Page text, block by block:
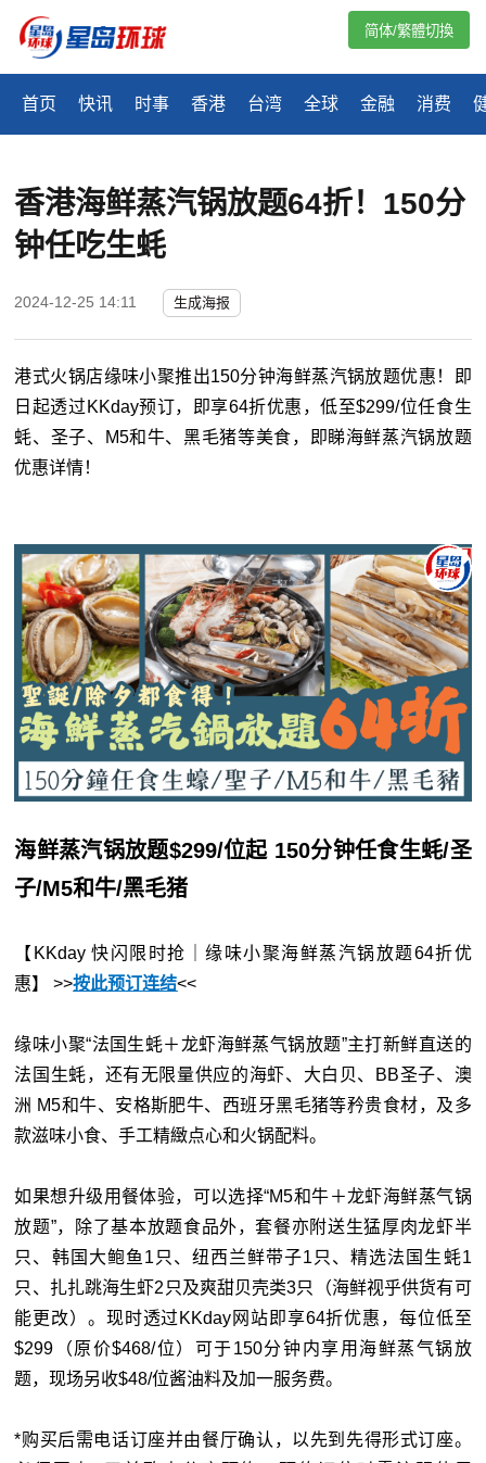
首页 快讯 时事 香港 台湾 全球 金融 消费
简体/繁體切換
香港海鲜蒸汽锅放题64折！150分
钟任吃生蚝
2024-12-25 14:11 生成海报
港式火锅店缘味小聚推出150分钟海鲜蒸汽锅放题优惠！即
日起透过KKday预订，即享64折优惠，低至$299/位任食生
蚝、圣子、M5和牛、黑毛猪等美食，即睇海鲜蒸汽锅放题
优惠详情！
海鲜蒸汽锅放题$299/位起 150分钟任食生蚝/圣
子/M5和牛/黑毛猪
【KKday 快闪限时抢｜缘味小聚海鲜蒸汽锅放题64折优
惠】 >>按此预订连结<<
缘味小聚“法国生蚝＋龙虾海鲜蒸气锅放题”主打新鲜直送的
法国生蚝，还有无限量供应的海虾、大白贝、BB圣子、澳
洲 M5和牛、安格斯肥牛、西班牙黑毛猪等矜贵食材，及多
款滋味小食、手工精緻点心和火锅配料。
如果想升级用餐体验，可以选择“M5和牛＋龙虾海鲜蒸气锅
放题”，除了基本放题食品外，套餐亦附送生猛厚肉龙虾半
只、韩国大鲍鱼1只、纽西兰鲜带子1只、精选法国生蚝1
只、扎扎跳海生虾2只及爽甜贝壳类3只（海鲜视乎供货有可
能更改）。现时透过KKday网站即享64折优惠，每位低至
$299（原价$468/位）可于150分钟内享用海鲜蒸气锅放
题，现场另收$48/位酱油料及加一服务费。
*购买后需电话订座并由餐厅确认，以先到先得形式订座。